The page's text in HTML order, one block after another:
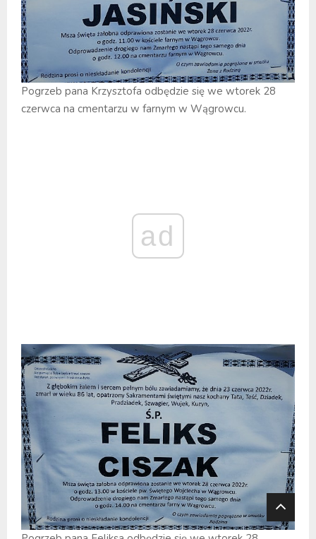
Pogrzeb pana Krzysztofa odbędzie się we wtorek 28
czerwca na cmentarzu w farnym w Wągrowcu.
ad